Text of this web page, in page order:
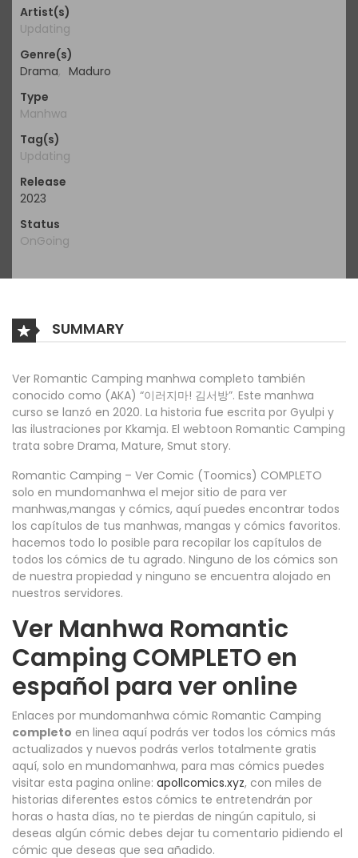
Artist(s)
Updating
Genre(s)
Drama, Maduro
Type
Manhwa
Tag(s)
Updating
Release
2023
Status
OnGoing
SUMMARY
Ver Romantic Camping manhwa completo también
conocido como (AKA) “이러지마! 김서방”. Este manhwa
curso se lanzó en 2020. La historia fue escrita por Gyulpi y
las ilustraciones por Kkamja. El webtoon Romantic Camping
trata sobre Drama, Mature, Smut story.
Romantic Camping – Ver Comic (Toomics) COMPLETO
solo en mundomanhwa el mejor sitio de para ver
manhwas,mangas y cómics, aquí puedes encontrar todos
los capítulos de tus manhwas, mangas y cómics favoritos.
hacemos todo lo posible para recopilar los capítulos de
todos los cómics de tu agrado. Ninguno de los cómics son
de nuestra propiedad y ninguno se encuentra alojado en
nuestros servidores.
Ver Manhwa Romantic
Camping COMPLETO en
español para ver online
Enlaces por mundomanhwa cómic Romantic Camping
completo en linea aquí podrás ver todos los cómics más
actualizados y nuevos podrás verlos totalmente gratis
aquí, solo en mundomanhwa, para mas cómics puedes
visitar esta pagina online: apollcomics.xyz, con miles de
historias diferentes estos cómics te entretendrán por
horas o hasta días, no te pierdas de ningún capitulo, si
deseas algún cómic debes dejar tu comentario pidiendo el
cómic que deseas que sea añadido.